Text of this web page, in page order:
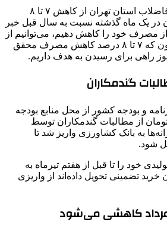
مدیرعامل شرکت آب و فاضلاب استان تهران از کاهش ۷ تا ۸
یک ‌ماه گذشته نسبت به سال قبل خبر
اگر ۲۰درصد از مصرف خود را کاهش دهیم، می‌توانیم از
بحران آب عبور کنیم. اکنون که ۷ تا ۸ درصد کاهش مصرف محقق
راهی برای رسیدن به هدف داریم.
و بودجه کشور از محل منابع بودجه
تومان از مطالبات گندمکاران توسط
به بانک کشاورزی واریز شد تا
شود.
خود را تا قبل از هفتم تیرماه به
تضمینی تحویل داده‌اند از واریزی
مرداد کاهشی می‌شود